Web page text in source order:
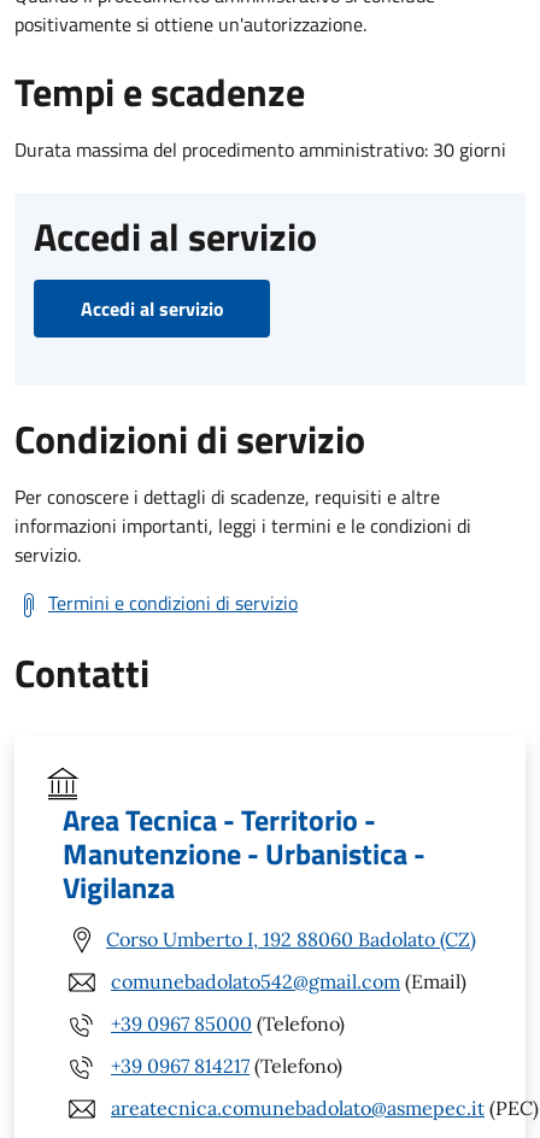
positivamente si ottiene un'autorizzazione.
Tempi e scadenze
Durata massima del procedimento amministrativo: 30 giorni
Accedi al servizio
Accedi al servizio
Condizioni di servizio
Per conoscere i dettagli di scadenze, requisiti e altre
informazioni importanti, leggi i termini e le condizioni di
servizio.
Termini e condizioni di servizio
Contatti
Area Tecnica - Territorio -
Manutenzione - Urbanistica -
Vigilanza
Corso Umberto I, 192 88060 Badolato (CZ)
comunebadolato542@gmail.com (Email)
+39 0967 85000 (Telefono)
+39 0967 814217 (Telefono)
areatecnica.comunebadolato@asmepec.it (PEC)